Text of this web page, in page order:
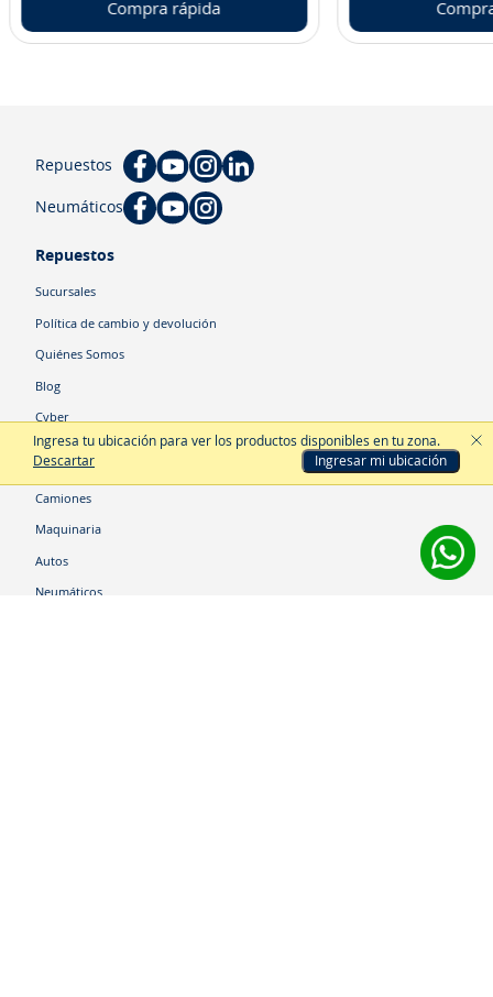
Ingresa tu ubicación para ver los productos disponibles en tu zona.
Descartar
Ingresar mi ubicación
Compra rápida
Repuestos
Neumáticos
Repuestos
Sucursales
Política de cambio y devolución
Quiénes Somos
Blog
Cyber
Categorías
Camiones
Maquinaria
Autos
Neumáticos